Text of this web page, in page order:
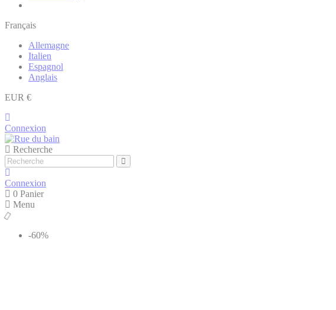
Français
Allemagne
Italien
Espagnol
Anglais
EUR €
Connexion
Recherche
Connexion
0 Panier
Menu
-60%